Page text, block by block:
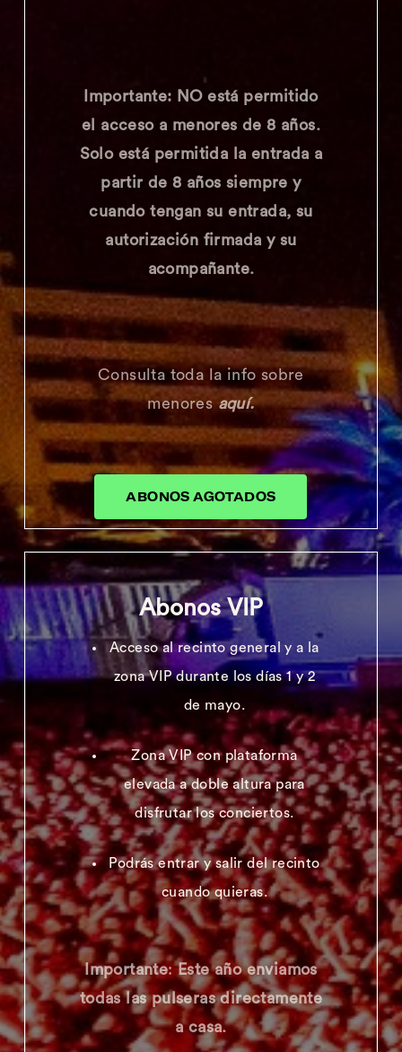
Importante: NO está permitido
el acceso a menores de 8 años.
Solo está permitida la entrada a
partir de 8 años siempre y
cuando tengan su entrada, su
autorización firmada y su
acompañante.
Consulta toda la info sobre
menoresaquí.
ABONOS AGOTADOS
Abonos VIP
Acceso al recinto general y a la
zona VIP durante los días 1 y 2
de mayo.
Zona VIP con plataforma
elevada a doble altura para
disfrutar los conciertos.
Podrás entrar y salir del recinto
cuando quieras.
Importante: Este año enviamos
todas las pulseras directamente
a casa.